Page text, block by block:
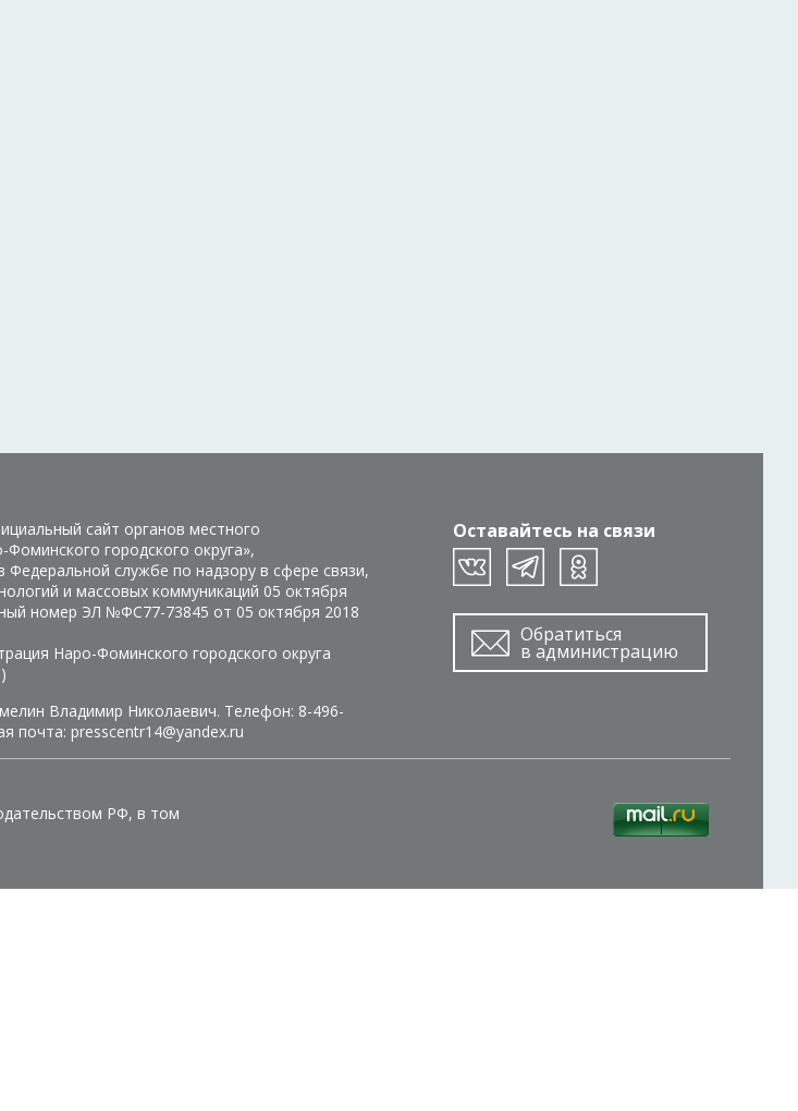
Оставайтесь на связи
Обратиться
в администрацию
сайт органов местного
городского округа»,
Федеральной службе по надзору в сфере связи,
и массовых коммуникаций 05 октября
номер ЭЛ №ФС77-73845 от 05 октября 2018
Наро-Фоминского городского округа
Владимир Николаевич. Телефон: 8-496-
почта: presscentr14@yandex.ru
РФ, в том